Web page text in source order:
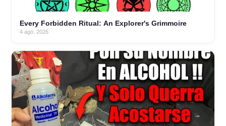
Every Forbidden Ritual: An Explorer's Grimmoire
4 ago. 2026